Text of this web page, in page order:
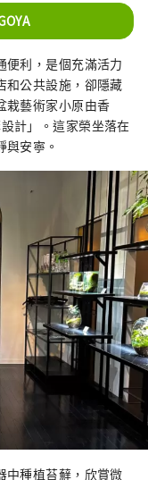
放鬆的體驗。 名
空間，您可以感
。 岐阜市擁有美
諧相處、擁有悠
布，其水源來自
冬四季景色各有不
與文化。 岐阜雷
。 請盡情享受。
便利，是個充滿活力
和公共設施，卻隱藏
栽藝術家小原由香
計」。這家榮坐落在
安寧。
中種植苔蘚，欣賞微